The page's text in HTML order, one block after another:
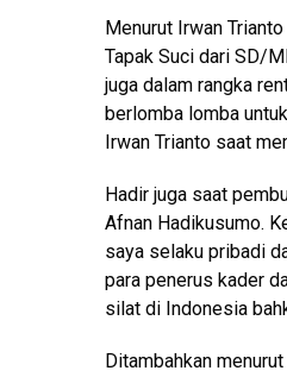
Menurut Irwan
Tapak Suci dari SD/
juga dalam rangka
berlomba lomba
Irwan Trianto saat
Hadir juga saat
Afnan Hadikusumo.
saya selaku pribadi
para penerus kader
silat di Indonesia
Ditambahkan